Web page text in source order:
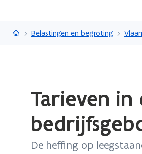
Vlaanderen.be
Belastingen en begroting
laden.
bevindt
Tarieven
De heffing op